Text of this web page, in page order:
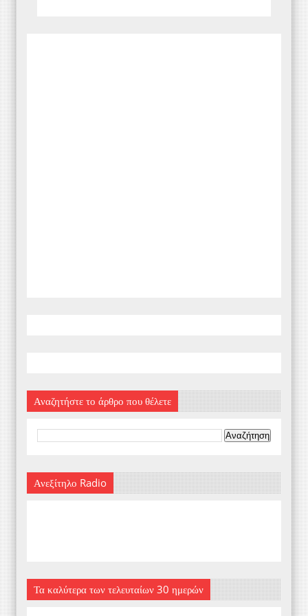
Αναζητήστε το άρθρο που θέλετε
Ανεξίτηλο Radio
Τα καλύτερα των τελευταίων 30 ημερών